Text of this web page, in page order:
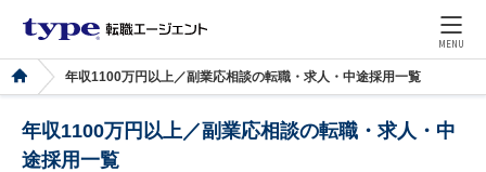
MENU
年収1100万円以上／副業応相談の転職・求人・中途採用一覧
年収1100万円以上／副業応相談の転職・求人・中
途採用一覧